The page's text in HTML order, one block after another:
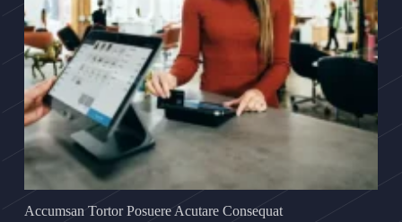
Accumsan Tortor Posuere Acutare Consequat